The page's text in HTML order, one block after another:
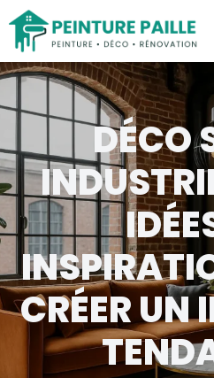
Aller
contenu
DÉCO
CRÉER UN